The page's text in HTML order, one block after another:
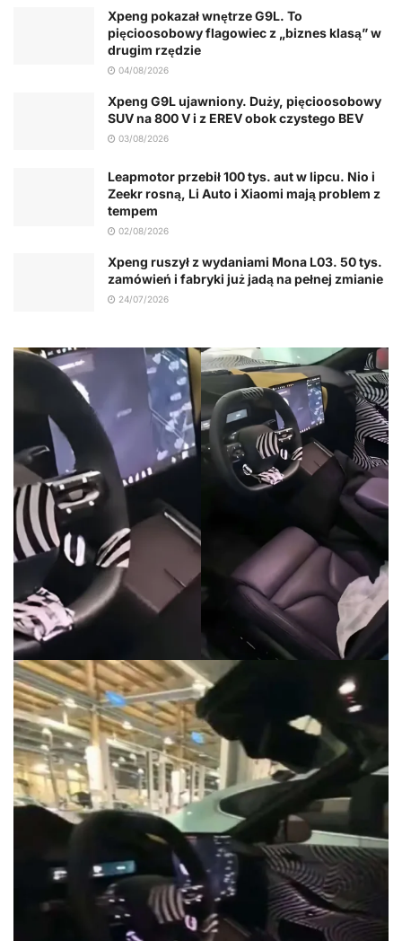
Xpeng pokazał wnętrze G9L. To
pięcioosobowy flagowiec z „biznes klasą” w
drugim rzędzie
04/08/2026
Xpeng G9L ujawniony. Duży, pięcioosobowy
SUV na 800 V i z EREV obok czystego BEV
03/08/2026
Leapmotor przebił 100 tys. aut w lipcu. Nio i
Zeekr rosną, Li Auto i Xiaomi mają problem z
tempem
02/08/2026
Xpeng ruszył z wydaniami Mona L03. 50 tys.
zamówień i fabryki już jadą na pełnej zmianie
24/07/2026